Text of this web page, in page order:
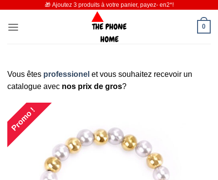
contenu
🎁 Ajoutez 3 produits à votre panier, payez- en2*!
0
Vous êtes professionel et vous souhaitez recevoir un
catalogue avec nos prix de gros?
Promo !